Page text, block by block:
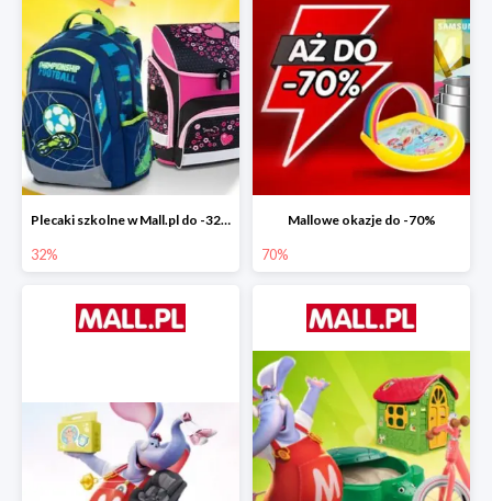
Plecaki szkolne w Mall.pl do -32%
32%
Mallowe okazje do -70%
70%